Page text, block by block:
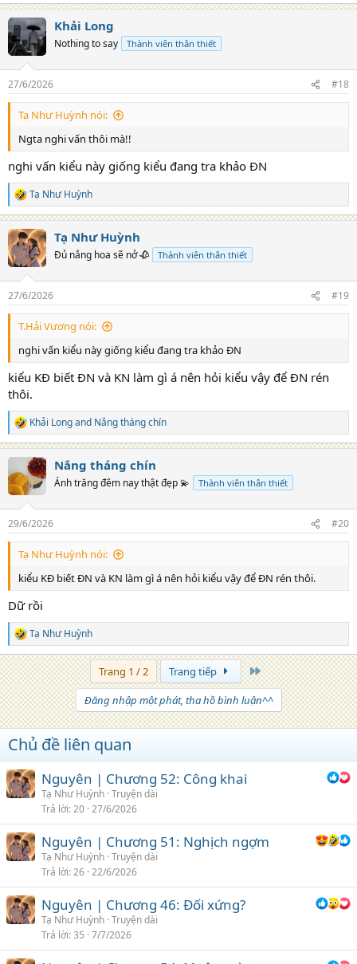
Khải Long
Nothing to say Thành viên thân thiết
27/6/2026 #18
Tạ Như Huỳnh nói:
Ngta nghi vấn thôi mà!!
nghi vấn kiểu này giống kiểu đang tra khảo ĐN
R
e
a
c
t
i
s
:
Tạ Như Huỳnh
Tạ Như Huỳnh
Đủ nắng hoa sẽ nở 🥀 Thành viên thân thiết
27/6/2026 #19
T.Hải Vương nói:
nghi vấn kiểu này giống kiểu đang tra khảo ĐN
kiểu KĐ biết ĐN và KN làm gì á nên hỏi kiểu vậy để ĐN rén
thôi.
R
e
a
t
i
s
:
Khải Longand Nắng tháng chín
Nắng tháng chín
Ánh trăng đêm nay thật đẹp 💫 Thành viên thân thiết
29/6/2026 #20
Tạ Như Huỳnh nói:
kiểu KĐ biết ĐN và KN làm gì á nên hỏi kiểu vậy để ĐN rén thôi.
Dữ rồi
R
e
a
c
t
i
o
n
s
:
Tạ Như Huỳnh
Trang 1 / 2 Trang tiếp Trang cuối
Đăng nhập một phát, tha hồ bình luận^^
Chủ đề liên quan
Nguyên | Chương 52: Công khai
Tạ Như Huỳnh Truyện dài
Trả lời 20 27/6/2026
Nguyên | Chương 51: Nghịch ngợm
Tạ Như Huỳnh Truyện dài
Trả lời 26 22/6/2026
Nguyên | Chương 46: Đối xứng?
Tạ Như Huỳnh Truyện dài
Trả lời 35 7/7/2026